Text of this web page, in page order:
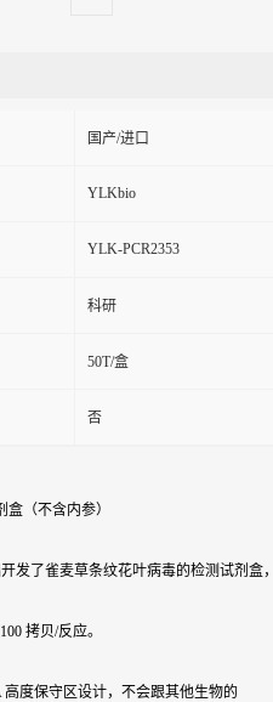
国产/进口
YLKbio
YLK-PCR2353
科研
50T/盒
否
（不含内参）
发了雀麦草条纹花叶病毒的检测试剂盒
拷贝/反应。
高度保守区设计，不会跟其他生物的